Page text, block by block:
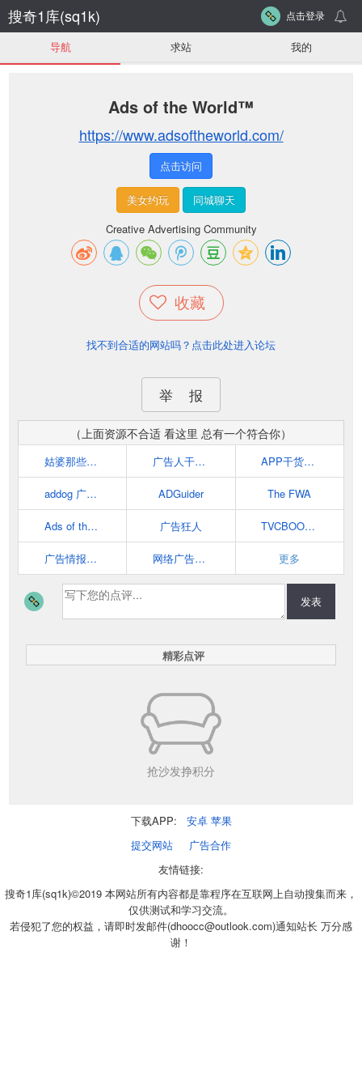
搜奇1库(sq1k) 点击登录
导航 求站 我的
Ads of the World™
https://www.adsoftheworld.com/
点击访问
美女约玩
同城聊天
Creative Advertising Community
收藏
找不到合适的网站吗？点击此处进入论坛
举 报
（上面资源不合适 看这里 总有一个符合你）
姑婆那些事儿官网 - 互联网推广运营知识分享平台 广告人干货库 APP干货铺子官网-专注APP运营推广
addog 广告人的网址导航 ADGuider The FWA
Ads of the World™ 广告狂人 TVCBOOK - 企业级创意视频服务平台
广告情报局 | 全球HAOAD探秘 网络广告人社区 - 分享国内外创意广告和网络营销及市场营销案例 更多
发表
精彩点评
抢沙发挣积分
下载APP: 安卓 苹果
提交网站
广告合作
友情链接:
搜奇1库(sq1k)©2019 本网站所有内容都是靠程序在互联网上自动搜集而来，
仅供测试和学习交流。
若侵犯了您的权益，请即时发邮件(dhoocc@outlook.com)通知站长 万分感
谢！